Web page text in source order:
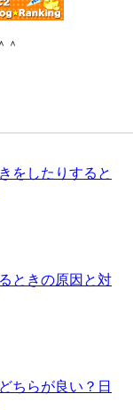
＾
をしたりすると
ときの原因と対
ちらが良い？日